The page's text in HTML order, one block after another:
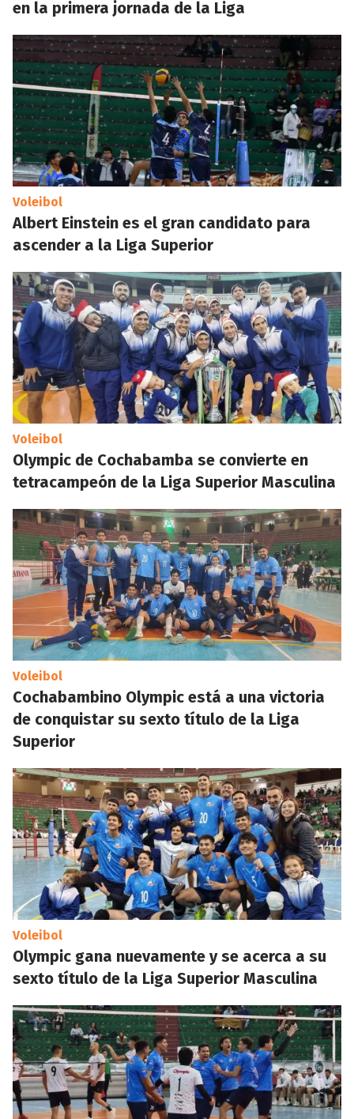
en la primera jornada de la Liga
Voleibol
Albert Einstein es el gran candidato para
ascender a la Liga Superior
Voleibol
Olympic de Cochabamba se convierte en
tetracampeón de la Liga Superior Masculina
Voleibol
Cochabambino Olympic está a una victoria
de conquistar su sexto título de la Liga
Superior
Voleibol
Olympic gana nuevamente y se acerca a su
sexto título de la Liga Superior Masculina